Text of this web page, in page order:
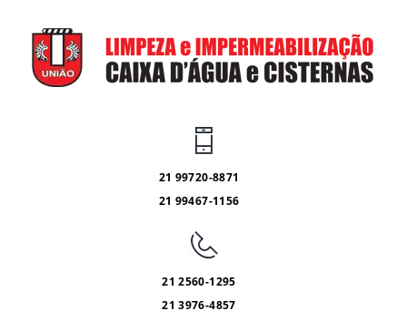
21 99720-8871
21 99467-1156
21 2560-1295
21 3976-4857